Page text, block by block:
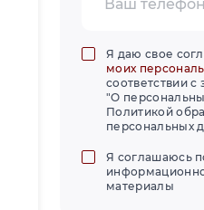
Я даю свое
моих
соответствии
"О
Политикой
персональных
Я соглашаюсь
материалы